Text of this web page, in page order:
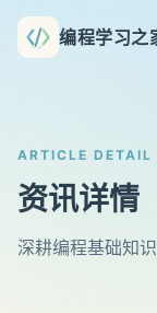
编程学习之
ARTICLE DETAIL
资讯详情
深耕编程基础知